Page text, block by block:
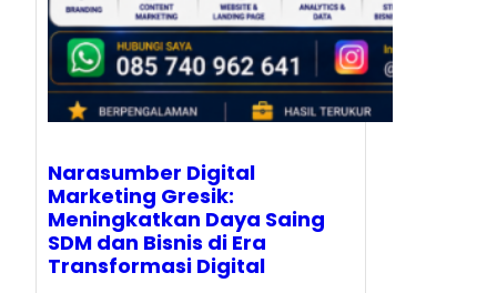
Narasumber Digital
Marketing Gresik:
Meningkatkan Daya Saing
SDM dan Bisnis di Era
Transformasi Digital